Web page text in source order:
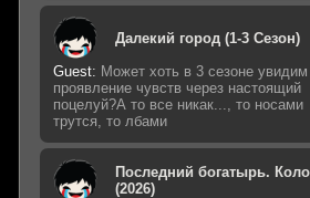
Далекий город (1-3 Сезон)
Guest: Может хоть в 3 сезоне увидим
проявление чувств через настоящий
поцелуй?А то все никак..., то носами
трутся, то лбами
Последний богатырь.
(2026)